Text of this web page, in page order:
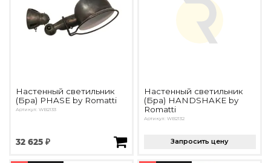
Подбор, производство и комплектация по вашему
Все категории товаров
Настенный светильник
(Бра) PHASE by Romatti
Артикул: WB2133
32 625 ₽
Настенный светильник
(Бра) HANDSHAKE by
Romatti
Артикул: WB2132
Запросить цену